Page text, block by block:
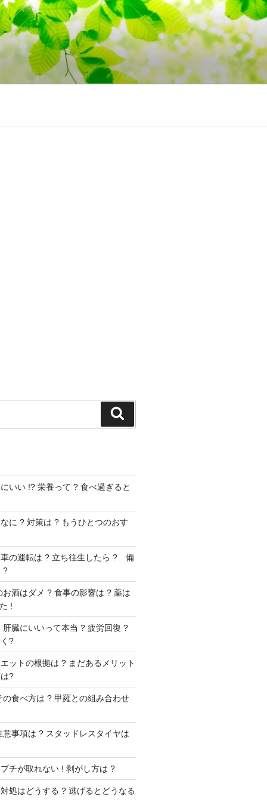
索
いい !? 栄養って ? 食べ過ぎると
に ? 対策は ? もうひとつのおす
車の運転は ? 立ち往生したら ? 備
?
お酒はダメ ? 食事の影響は ? 薬は
!
肝臓にいいって本当 ? 疲労回復 ?
?
ットの根拠は ? まだあるメリット
?
の食べ方は ? 甲羅との組み合わせ
意事項は ? スタッドレスタイヤは
チが取れない ! 剥がし方は ?
処はどうする ? 逃げるとどうなる